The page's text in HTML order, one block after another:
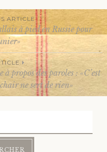
ARTICLE
à pied en Russie pour
propos des paroles : «C’est
ne sert de rien»